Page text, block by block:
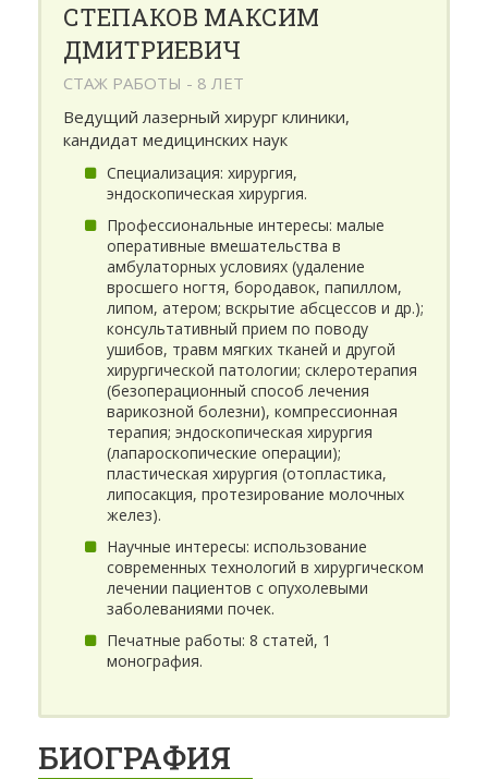
СТЕПАКОВ МАКСИМ
ДМИТРИЕВИЧ
СТАЖ РАБОТЫ - 8 ЛЕТ
Ведущий лазерный хирург клиники,
кандидат медицинских наук
Специализация: хирургия,
эндоскопическая хирургия.
Профессиональные интересы: малые
оперативные вмешательства в
амбулаторных условиях (удаление
вросшего ногтя, бородавок, папиллом,
липом, атером; вскрытие абсцессов и др.);
консультативный прием по поводу
ушибов, травм мягких тканей и другой
хирургической патологии; склеротерапия
(безоперационный способ лечения
варикозной болезни), компрессионная
терапия; эндоскопическая хирургия
(лапароскопические операции);
пластическая хирургия (отопластика,
липосакция, протезирование молочных
желез).
Научные интересы: использование
современных технологий в хирургическом
лечении пациентов с опухолевыми
заболеваниями почек.
Печатные работы: 8 статей, 1
монография.
БИОГРАФИЯ